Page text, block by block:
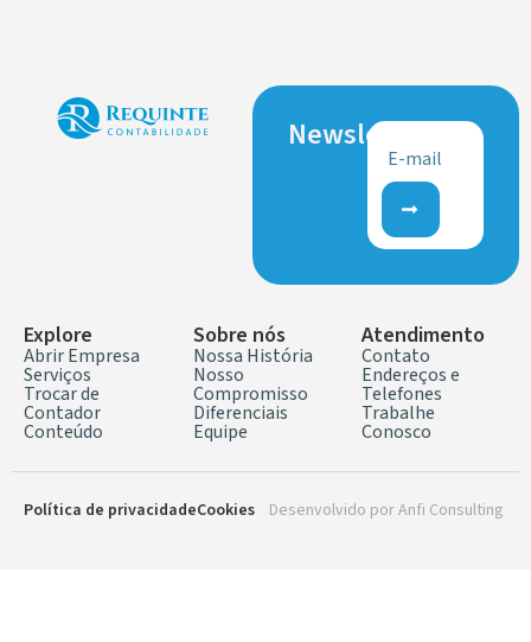
Newsletter
Explore
Abrir Empresa
Serviços
Trocar de
Contador
Conteúdo
Sobre nós
Nossa História
Nosso
Compromisso
Diferenciais
Equipe
Atendimento
Contato
Endereços e
Telefones
Trabalhe
Conosco
Política de privacidadeCookies Desenvolvido porAnfi Consulting